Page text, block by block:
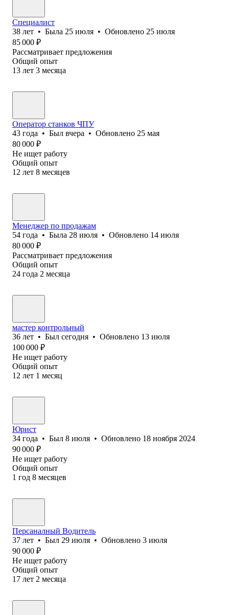
Специалист
38 лет • Была 25 июля • Обновлено 25 июля
85 000 ₽
Рассматривает предложения
Общий опыт
13 лет 3 месяца
Оператор станков ЧПУ
43 года • Был вчера • Обновлено 25 мая
80 000 ₽
Не ищет работу
Общий опыт
12 лет 8 месяцев
Менеджер по продажам
54 года • Была 28 июля • Обновлено 14 июля
80 000 ₽
Рассматривает предложения
Общий опыт
24 года 2 месяца
мастер контрольный
36 лет • Был сегодня • Обновлено 13 июля
100 000 ₽
Не ищет работу
Общий опыт
12 лет 1 месяц
Юрист
34 года • Был 8 июля • Обновлено 18 ноября 2024
90 000 ₽
Не ищет работу
Общий опыт
1 год 8 месяцев
Персаналный Водитель
37 лет • Был 29 июля • Обновлено 3 июля
90 000 ₽
Не ищет работу
Общий опыт
17 лет 2 месяца